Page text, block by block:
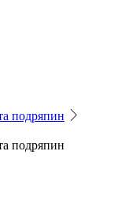
подряпин
подряпин